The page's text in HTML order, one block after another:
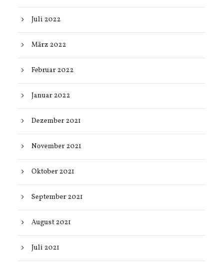
Juli 2022
März 2022
Februar 2022
Januar 2022
Dezember 2021
November 2021
Oktober 2021
September 2021
August 2021
Juli 2021